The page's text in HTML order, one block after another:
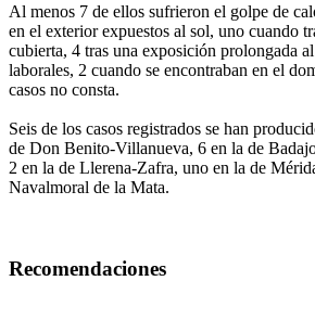
Al menos 7 de ellos sufrieron el golpe de
en el exterior expuestos al sol, uno cuando
cubierta, 4 tras una exposición prolongada
laborales, 2 cuando se encontraban en el
casos no consta.
Seis de los casos registrados se han
de Don Benito-Villanueva, 6 en la de
2 en la de Llerena-Zafra, uno en la de
Navalmoral de la Mata.
Recomendaciones